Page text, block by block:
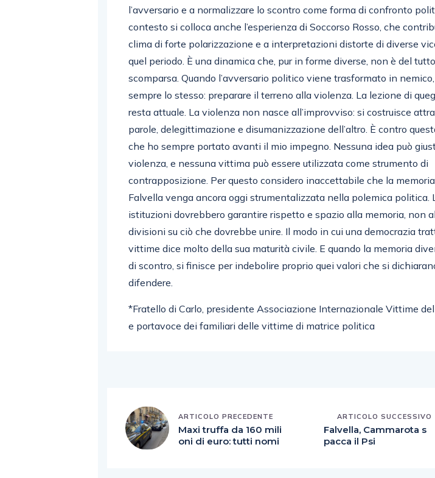
l’avversario e a normalizzare lo scontro come forma di confronto
contesto si colloca anche l’esperienza di Soccorso Rosso, che
clima di forte polarizzazione e a interpretazioni distorte di diverse
quel periodo. È una dinamica che, pur in forme diverse, non è del tutto
scomparsa. Quando l’avversario politico viene trasformato in
sempre lo stesso: preparare il terreno alla violenza. La lezione di
resta attuale. La violenza non nasce all’improvviso: si costruisce
parole, delegittimazione e disumanizzazione dell’altro. È contro
che ho sempre portato avanti il mio impegno. Nessuna idea può
violenza, e nessuna vittima può essere utilizzata come strumento di
contrapposizione. Per questo considero inaccettabile che la
Falvella venga ancora oggi strumentalizzata nella polemica politica.
istituzioni dovrebbero garantire rispetto e spazio alla memoria, non
divisioni su ciò che dovrebbe unire. Il modo in cui una democrazia
vittime dice molto della sua maturità civile. E quando la memoria
di scontro, si finisce per indebolire proprio quei valori che si
difendere.
*Fratello di Carlo, presidente Associazione Internazionale Vittime
e portavoce dei familiari delle vittime di matrice politica
ARTICOLO PRECEDENTE
Maxi truffa da 160 mili
oni di euro: tutti nomi
ARTICOLO SUCCESSIVO
Falvella, Cammarota s
pacca il Psi